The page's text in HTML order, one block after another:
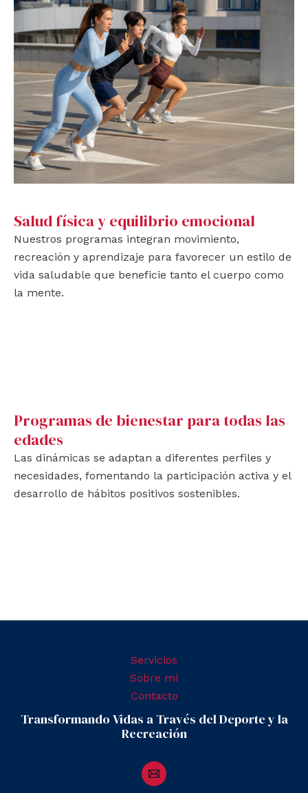
Salud física y equilibrio emocional
Nuestros programas integran movimiento,
recreación y aprendizaje para favorecer un estilo de
vida saludable que beneficie tanto el cuerpo como
la mente.
Programas de bienestar para todas las
edades
Las dinámicas se adaptan a diferentes perfiles y
necesidades, fomentando la participación activa y el
desarrollo de hábitos positivos sostenibles.
Servicios
Sobre mi
Contacto
Transformando Vidas a Través del Deporte y la
Recreación